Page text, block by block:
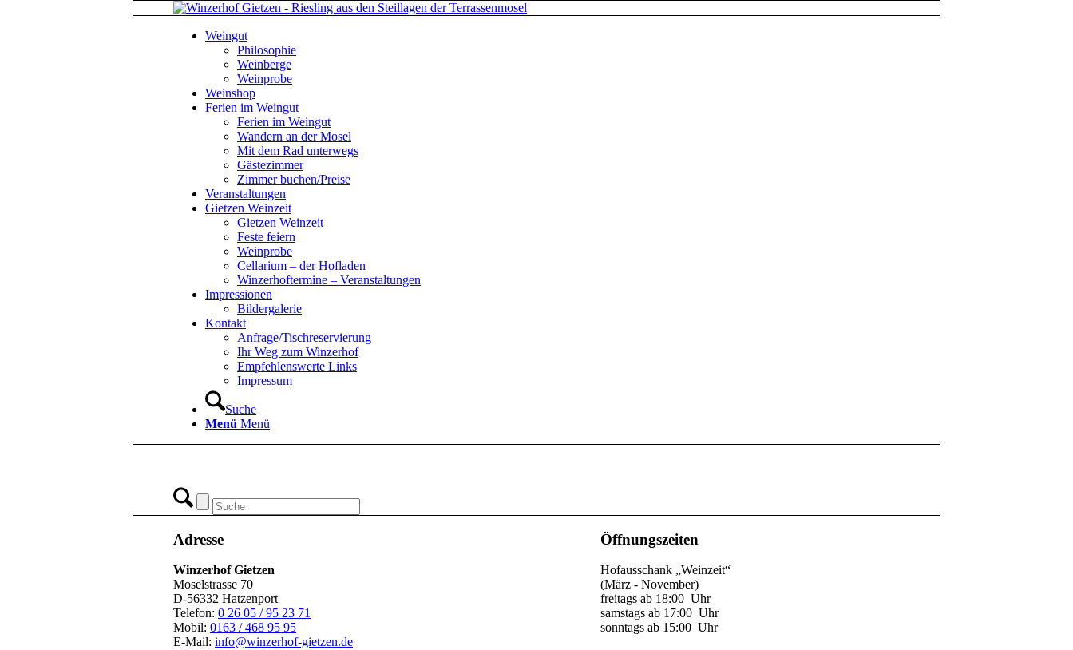
Weingut
Philosophie
Weinberge
Weinprobe
Weinshop
Ferien im Weingut
Ferien im Weingut
Wandern an der Mosel
Mit dem Rad unterwegs
Gästezimmer
Zimmer buchen/Preise
Veranstaltungen
Gietzen Weinzeit
Gietzen Weinzeit
Feste feiern
Weinprobe
Cellarium – der Hofladen
Winzerhoftermine – Veranstaltungen
Impressionen
Bildergalerie
Kontakt
Anfrage/Tischreservierung
Ihr Weg zum Winzerhof
Empfehlenswerte Links
Impressum
Suche
Menü Menü
Adresse
Winzerhof Gietzen
Moselstrasse 70
D-56332 Hatzenport
Telefon: 0 26 05 / 95 23 71
Mobil: 0163 / 468 95 95
E-Mail: info@winzerhof-gietzen.de
Öffnungszeiten
Hofausschank „Weinzeit“
(März - November)
freitags ab 18:00 Uhr
samstags ab 17:00 Uhr
sonntags ab 15:00 Uhr